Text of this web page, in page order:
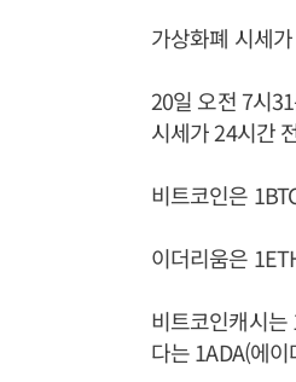
가상화폐 시세
20일 오전 7시
시세가 24시간
비트코인은
이더리움은
비트코인캐시
다는 1ADA(에